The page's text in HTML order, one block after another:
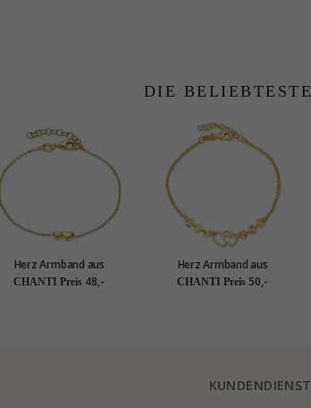
DIE
Herz Armband aus
vergoldetem Sterlingsilber
CHANTI Preis 48,-
Herz Armband aus
vergoldetem Sterlingsilber
CHANTI Preis 50,-
KUNDENDIENST